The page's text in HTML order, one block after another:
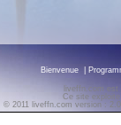
Bienvenue
liveffn.com
Ce site
© 2011 liveffn.com version :